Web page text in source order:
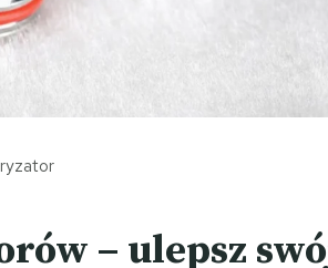
– ulepsz